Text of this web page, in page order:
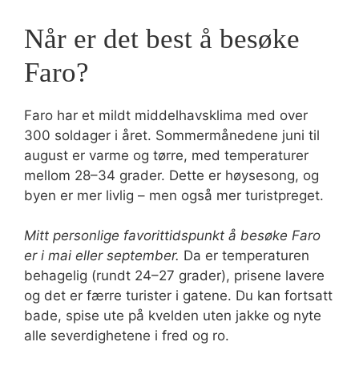
Når er det best å besøke
Faro?
Faro har et mildt middelhavsklima med over
300 soldager i året. Sommermånedene juni til
august er varme og tørre, med temperaturer
mellom 28–34 grader. Dette er høysesong, og
byen er mer livlig – men også mer turistpreget.
Mitt personlige favorittidspunkt å besøke Faro
er i mai eller september. Da er temperaturen
behagelig (rundt 24–27 grader), prisene lavere
og det er færre turister i gatene. Du kan fortsatt
bade, spise ute på kvelden uten jakke og nyte
alle severdighetene i fred og ro.